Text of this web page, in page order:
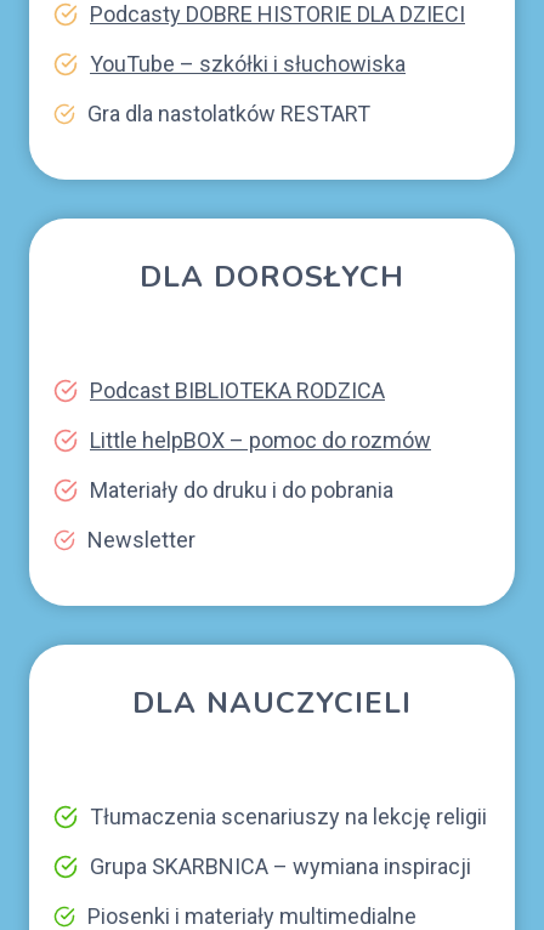
Podcasty DOBRE HISTORIE DLA DZIECI
YouTube – szkółki i słuchowiska
Gra dla nastolatków RESTART
DLA DOROSŁYCH
Podcast BIBLIOTEKA RODZICA
Little helpBOX – pomoc do rozmów
Materiały do druku i do pobrania
Newsletter
DLA NAUCZYCIELI
Tłumaczenia scenariuszy na lekcję religii
Grupa SKARBNICA – wymiana inspiracji
Piosenki i materiały multimedialne